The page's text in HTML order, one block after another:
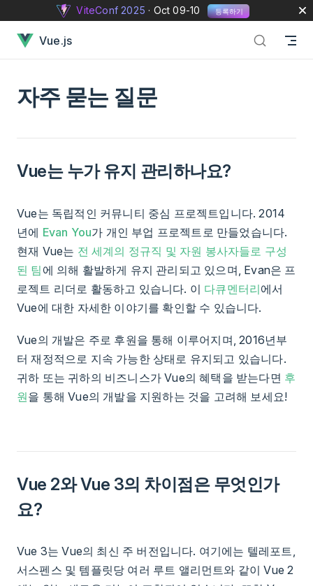
Skip to content
ViteConf 2025 · Oct 09-10 등록하기
Vue.js
자주 묻는 질문
Vue는 누가 유지 관리하나요?
Vue는 독립적인 커뮤니티 중심 프로젝트입니다. 2014
년에 Evan You가 개인 부업 프로젝트로 만들었습니다.
현재 Vue는 전 세계의 정규직 및 자원 봉사자들로 구성
된 팀 에 의해 활발하게 유지 관리되고 있으며, Evan은 프
로젝트 리더로 활동하고 있습니다. 이 다큐멘터리에서
Vue에 대한 자세한 이야기를 확인할 수 있습니다.
Vue의 개발은 주로 후원을 통해 이루어지며, 2016년부
터 재정적으로 지속 가능한 상태로 유지되고 있습니다.
귀하 또는 귀하의 비즈니스가 Vue의 혜택을 받는다면 후
원을 통해 Vue의 개발을 지원하는 것을 고려해 보세요!
Vue 2와 Vue 3의 차이점은 무엇인가
요?
Vue 3는 Vue의 최신 주 버전입니다. 여기에는 텔레포트,
서스펜스 및 템플릿당 여러 루트 앨리먼트와 같이 Vue 2